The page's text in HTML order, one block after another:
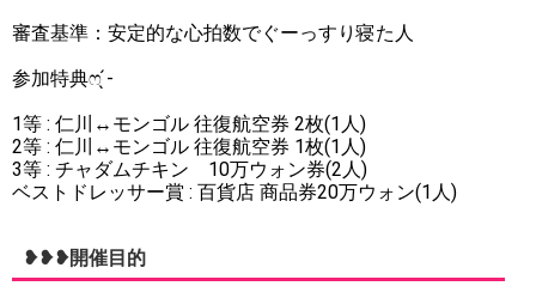
審査基準：安定的な心拍数でぐーっすり寝た人
参加特典ෆ ̖́-
1等 : 仁川↔モンゴル 往復航空券 2枚(1人)
2等 : 仁川↔モンゴル 往復航空券 1枚(1人)
3等 : チャダムチキン 10万ウォン券(2人)
ベストドレッサー賞 : 百貨店 商品券20万ウォン(1人)
❥❥❥開催目的